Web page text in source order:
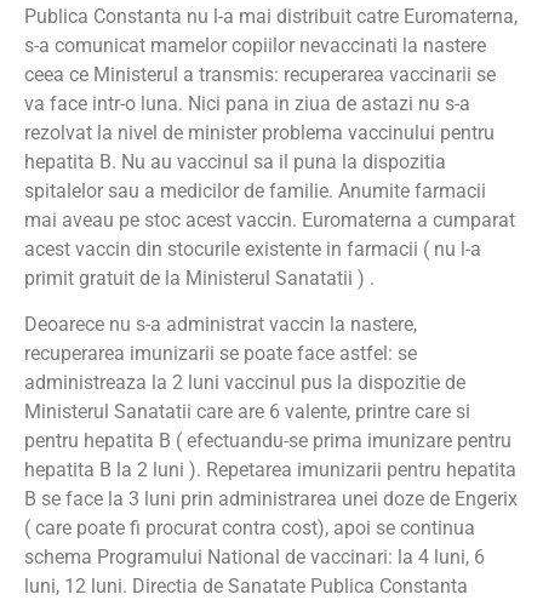
Publica Constanta nu l-a mai distribuit catre Euromaterna,
s-a comunicat mamelor copiilor nevaccinati la nastere
ceea ce Ministerul a transmis: recuperarea vaccinarii se
va face intr-o luna. Nici pana in ziua de astazi nu s-a
rezolvat la nivel de minister problema vaccinului pentru
hepatita B. Nu au vaccinul sa il puna la dispozitia
spitalelor sau a medicilor de familie. Anumite farmacii
mai aveau pe stoc acest vaccin. Euromaterna a cumparat
acest vaccin din stocurile existente in farmacii ( nu l-a
primit gratuit de la Ministerul Sanatatii ) .
Deoarece nu s-a administrat vaccin la nastere,
recuperarea imunizarii se poate face astfel: se
administreaza la 2 luni vaccinul pus la dispozitie de
Ministerul Sanatatii care are 6 valente, printre care si
pentru hepatita B ( efectuandu-se prima imunizare pentru
hepatita B la 2 luni ). Repetarea imunizarii pentru hepatita
B se face la 3 luni prin administrarea unei doze de Engerix
( care poate fi procurat contra cost), apoi se continua
schema Programului National de vaccinari: la 4 luni, 6
luni, 12 luni. Directia de Sanatate Publica Constanta